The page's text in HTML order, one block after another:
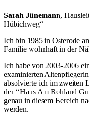
Sarah Jünemann,
Hübichweg“
Ich bin 1985 in Osterode
Familie wohnhaft in der
Ich habe von 2003-2006
examinierten
absolvierte ich im zweiten
der ‘‘Haus Am Rohland
genau in diesem Bereich
werden.